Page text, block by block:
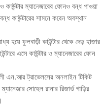
কাউন্টার ম্যানেজারের ফোনও বন্ধ পাওয়া
কাউন্টারের সামনে করেন অবস্থান
হয়ে ফুলবাড়ী কাউন্টার থেকে দেড় হাজার
এসে কাউন্টার ও ম্যানেজারের ফোন
এন.আর ট্রাভেলসের অনলাইন টিকিট
সোহেল রানার রিজার্ভ গাড়ির